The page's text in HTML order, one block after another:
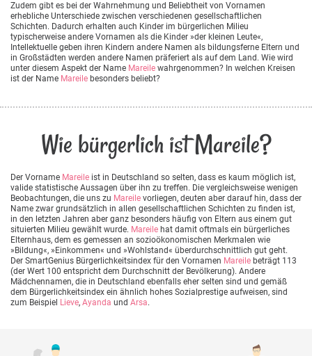
Zudem gibt es bei der Wahrnehmung und Beliebtheit von Vornamen
erhebliche Unterschiede zwischen verschiedenen gesellschaftlichen
Schichten. Dadurch erhalten auch Kinder im bürgerlichen Milieu
typischerweise andere Vornamen als die Kinder »der kleinen Leute«,
Intellektuelle geben ihren Kindern andere Namen als bildungsferne Eltern und
in Großstädten werden andere Namen präferiert als auf dem Land. Wie wird
unter diesem Aspekt der Name Mareile wahrgenommen? In welchen Kreisen
ist der Name Mareile besonders beliebt?
Wie bürgerlich ist Mareile?
Der Vorname Mareile ist in Deutschland so selten, dass es kaum möglich ist,
valide statistische Aussagen über ihn zu treffen. Die vergleichsweise wenigen
Beobachtungen, die uns zu Mareile vorliegen, deuten aber darauf hin, dass der
Name zwar grundsätzlich in allen gesellschaftlichen Schichten zu finden ist,
in den letzten Jahren aber ganz besonders häufig von Eltern aus einem gut
situierten Milieu gewählt wurde. Mareile hat damit oftmals ein bürgerliches
Elternhaus, dem es gemessen an sozioökonomischen Merkmalen wie
»Bildung«, »Einkommen« und »Wohlstand« überdurchschnittlich gut geht.
Der SmartGenius Bürgerlichkeitsindex für den Vornamen Mareile beträgt 113
(der Wert 100 entspricht dem Durchschnitt der Bevölkerung). Andere
Mädchennamen, die in Deutschland ebenfalls eher selten sind und gemäß
dem Bürgerlichkeitsindex ein ähnlich hohes Sozialprestige aufweisen, sind
zum Beispiel Lieve, Ayanda und Arsa.